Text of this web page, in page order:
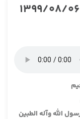
الله وآله الطبين